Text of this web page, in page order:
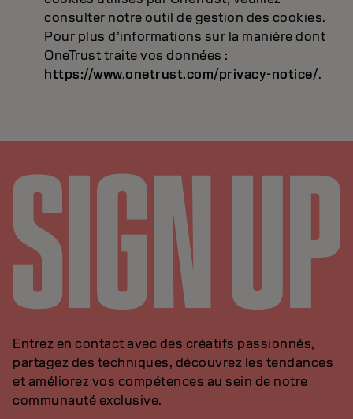
consulter notre outil de gestion des cookies.
Pour plus d’informations sur la manière dont
OneTrust traite vos données :
https://www.onetrust.com/privacy-notice/.
Entrez en contact avec des créatifs passionnés,
partagez des techniques, découvrez les tendances
et améliorez vos compétences au sein de notre
communauté exclusive.